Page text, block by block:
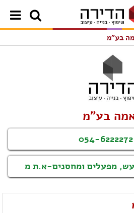
בע"מ
בע"מ
054-6222272
מפעלים ומחסנים-א.ת מ